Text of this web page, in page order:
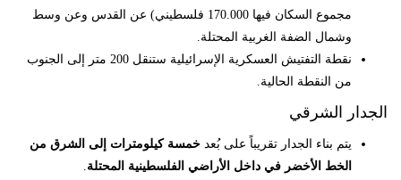
مجموع السكان فيها 170.000 فلسطيني) عن القدس وعن وسط
وشمال الضفة الغربية المحتلة.
نقطة التفتيش العسكرية الإسرائيلية ستنقل 200 متر إلى الجنوب
من النقطة الحالية.
الجدار الشرقي
يتم بناء الجدار تقريباً على بُعد خمسة كيلومترات إلى الشرق من
الخط الأخضر في داخل الأراضي الفلسطينية المحتلة